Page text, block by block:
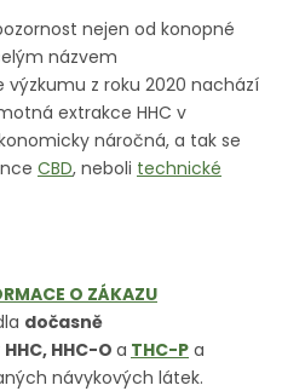
nejen od konopné
názvem
z roku 2020 nachází
extrakce HHC v
náročná, a tak se
CBD, neboli technické
O ZÁKAZU
dočasně
HHC, HHC-O a THC-P a
návykových látek.